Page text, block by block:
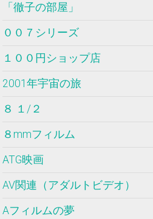
「徹子の部屋」
００７シリーズ
１００円ショップ店
2001年宇宙の旅
８ １/２
８mmフィルム
ATG映画
AV関連（アダルトビデオ）
Aフィルムの夢